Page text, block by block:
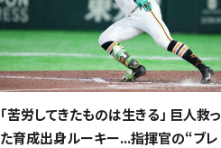
「苦労してきたものは生きる」 巨人救っ
た育成出身ルーキー...指揮官の“ブレ